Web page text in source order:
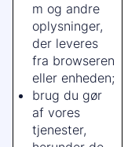
m og andre
oplysninger,
der leveres
fra browseren
eller enheden;
brug du gør
af vores
tjenester,